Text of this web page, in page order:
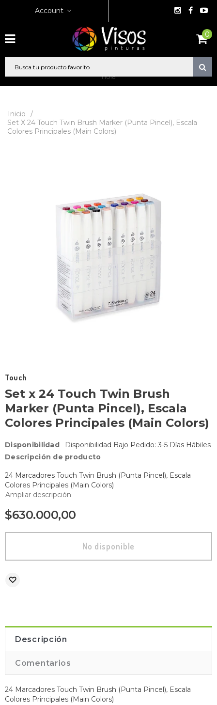
Account
0
hola
Inicio
/
Set X 24 Touch Twin Brush Marker (Punta Pincel), Escala
Colores Principales (Main Colors)
Touch
Set x 24 Touch Twin Brush
Marker (Punta Pincel), Escala
Colores Principales (Main Colors)
Disponibilidad
Disponibilidad Bajo Pedido: 3-5 Días Hábiles
Descripción de producto
24 Marcadores Touch Twin Brush (Punta Pincel), Escala
Colores Principales (Main Colors)
Ampliar descripción
$630.000,00
Descripción
Comentarios
24 Marcadores Touch Twin Brush (Punta Pincel), Escala
Colores Principales (Main Colors)